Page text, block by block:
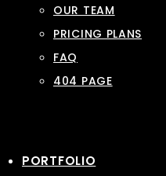
OUR TEAM
PRICING PLANS
FAQ
404 PAGE
PORTFOLIO